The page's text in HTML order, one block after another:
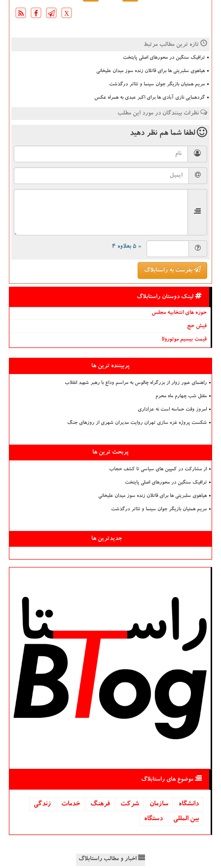
X
تازه ترین مطالب مرتبط
ترافیک سنگین در محورهای اصلی پایتخت
هیاهوی سلبریتی ها برای قاتلان زنده سوز میدان علیخانی
مریم همتیان بازیگر جوان سینما و تئاتر درگذشت
گردهمایی نازی آبادی ها برای اکبر عبدی به همراه عکس
نظرات بینندگان در مورد این مطلب
لطفا شما هم نظر دهید
= ۵ بعلاوه ۴
بفرست به راستابلاگ
لینک دوستان راستابلاگ
حوزه های انتخابیه مجلس
فیش حج
قیمت بیسیم موتورولا
پربیننده ترین ها
راهنمای عبور زوار از بزرگراه چالوس به مراسم وداع با رهبر شهید انقلاب
مقتل شب چهارم ماه محرم
امروز وقت حماسه است نه عزاداری
شکست پروژه غزه سازی تهران روایت مدیران شهری از روزهای جنگ
پربحث ترین ها
از مشارکت در کمپین های سیاسی تا کشف حجاب
ترافیک سنگین در محورهای اصلی پایتخت
هیاهوی سلبریتی ها برای قاتلان زنده سوز میدان علیخانی
مریم همتیان بازیگر جوان سینما و تئاتر درگذشت
جدیدترین ها
موضوع های راستابلاگ
دانشگاه‌ سازمان شركت فرهنگ خدمات
زندگی
بین المللی
دستگاه
اخبار و مطالب راستابلاگ